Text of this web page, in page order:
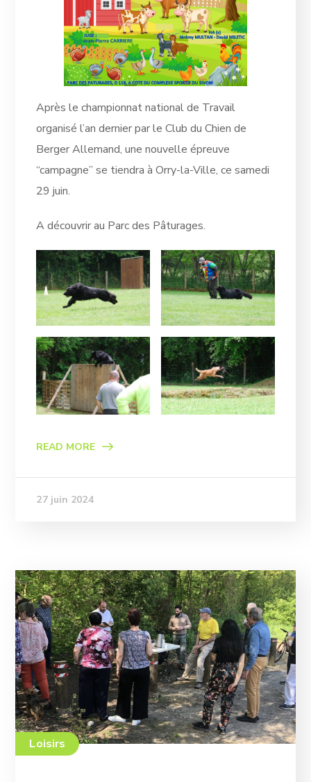
Après le championnat national de Travail
organisé l’an dernier par le Club du Chien de
Berger Allemand, une nouvelle épreuve
“campagne” se tiendra à Orry-la-Ville, ce samedi
29 juin.
A découvrir au Parc des Pâturages.
READ MORE
27 juin 2024
Loisirs